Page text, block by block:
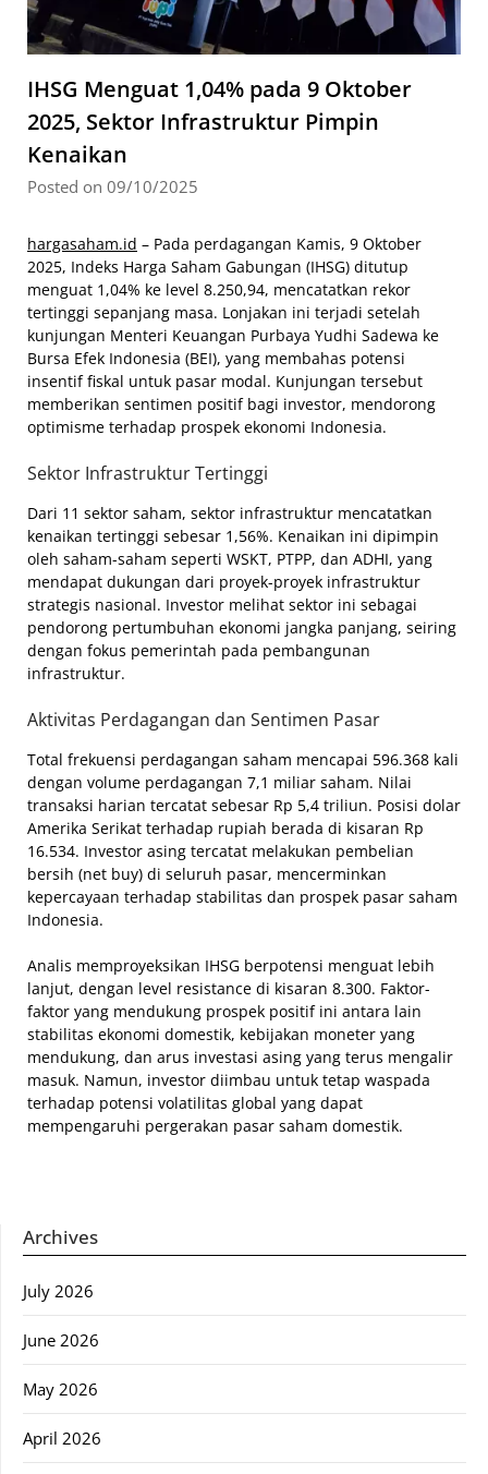
IHSG Menguat 1,04% pada 9 Oktober
2025, Sektor Infrastruktur Pimpin
Kenaikan
Posted on 09/10/2025
hargasaham.id – Pada perdagangan Kamis, 9 Oktober
2025, Indeks Harga Saham Gabungan (IHSG) ditutup
menguat 1,04% ke level 8.250,94, mencatatkan rekor
tertinggi sepanjang masa. Lonjakan ini terjadi setelah
kunjungan Menteri Keuangan Purbaya Yudhi Sadewa ke
Bursa Efek Indonesia (BEI), yang membahas potensi
insentif fiskal untuk pasar modal. Kunjungan tersebut
memberikan sentimen positif bagi investor, mendorong
optimisme terhadap prospek ekonomi Indonesia.
Sektor Infrastruktur Tertinggi
Dari 11 sektor saham, sektor infrastruktur mencatatkan
kenaikan tertinggi sebesar 1,56%. Kenaikan ini dipimpin
oleh saham-saham seperti WSKT, PTPP, dan ADHI, yang
mendapat dukungan dari proyek-proyek infrastruktur
strategis nasional. Investor melihat sektor ini sebagai
pendorong pertumbuhan ekonomi jangka panjang, seiring
dengan fokus pemerintah pada pembangunan
infrastruktur.
Aktivitas Perdagangan dan Sentimen Pasar
Total frekuensi perdagangan saham mencapai 596.368 kali
dengan volume perdagangan 7,1 miliar saham. Nilai
transaksi harian tercatat sebesar Rp 5,4 triliun. Posisi dolar
Amerika Serikat terhadap rupiah berada di kisaran Rp
16.534. Investor asing tercatat melakukan pembelian
bersih (net buy) di seluruh pasar, mencerminkan
kepercayaan terhadap stabilitas dan prospek pasar saham
Indonesia.
Analis memproyeksikan IHSG berpotensi menguat lebih
lanjut, dengan level resistance di kisaran 8.300. Faktor-
faktor yang mendukung prospek positif ini antara lain
stabilitas ekonomi domestik, kebijakan moneter yang
mendukung, dan arus investasi asing yang terus mengalir
masuk. Namun, investor diimbau untuk tetap waspada
terhadap potensi volatilitas global yang dapat
mempengaruhi pergerakan pasar saham domestik.
Archives
July 2026
June 2026
May 2026
April 2026